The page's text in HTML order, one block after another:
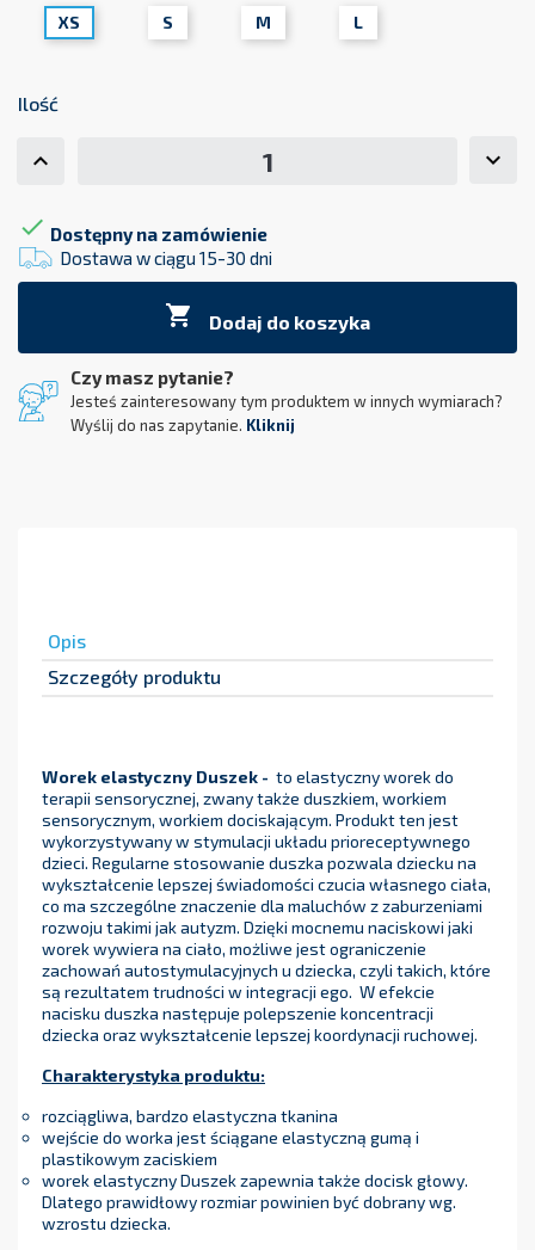
XS S M L
Ilość
 Dostępny na zamówienie
Dostawa w ciągu 15-30 dni
 Dodaj do koszyka
Czy masz pytanie?
Jesteś zainteresowany tym produktem w innych wymiarach?
Wyślij do nas zapytanie. Kliknij
Opis
Szczegóły produktu
Worek elastyczny Duszek - to elastyczny worek do
terapii sensorycznej, zwany także duszkiem, workiem
sensorycznym, workiem dociskającym. Produkt ten jest
wykorzystywany w stymulacji układu prioreceptywnego
dzieci. Regularne stosowanie duszka pozwala dziecku na
wykształcenie lepszej świadomości czucia własnego ciała,
co ma szczególne znaczenie dla maluchów z zaburzeniami
rozwoju takimi jak autyzm. Dzięki mocnemu naciskowi jaki
worek wywiera na ciało, możliwe jest ograniczenie
zachowań autostymulacyjnych u dziecka, czyli takich, które
są rezultatem trudności w integracji ego. W efekcie
nacisku duszka następuje polepszenie koncentracji
dziecka oraz wykształcenie lepszej koordynacji ruchowej.
Charakterystyka produktu:
rozciągliwa, bardzo elastyczna tkanina
wejście do worka jest ściągane elastyczną gumą i
plastikowym zaciskiem
worek elastyczny Duszek zapewnia także docisk głowy.
Dlatego prawidłowy rozmiar powinien być dobrany wg.
wzrostu dziecka.